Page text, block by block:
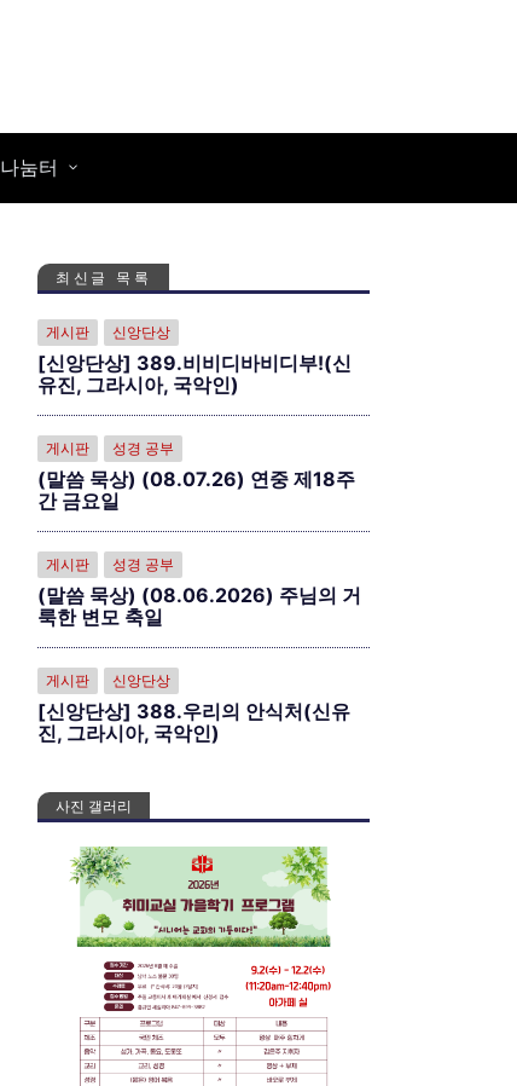
나눔터
최신글 목록
게시판 신앙단상
[신앙단상] 389.비비디바비디부!(신
유진, 그라시아, 국악인)
게시판 성경 공부
(말씀 묵상) (08.07.26) 연중 제18주
간 금요일
게시판 성경 공부
(말씀 묵상) (08.06.2026) 주님의 거
룩한 변모 축일
게시판 신앙단상
[신앙단상] 388.우리의 안식처(신유
진, 그라시아, 국악인)
사진 갤러리